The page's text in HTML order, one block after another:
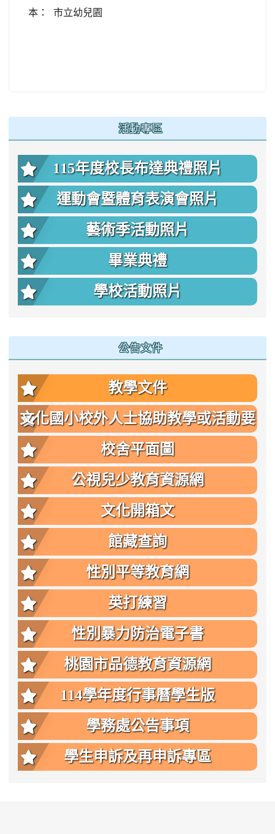
本：
市立幼兒園
活動專區
115年度校長布達典禮照片
運動會暨體育表演會照片
藝術季活動照片
畢業典禮
學校活動照片
公告文件
教學文件
文化國小校外人士協助教學或活動要
點
校舍平面圖
公視兒少教育資源網
文化開箱文
館藏查詢
性別平等教育網
英打練習
性別暴力防治電子書
桃園市品德教育資源網
114學年度行事曆學生版
學務處公告事項
學生申訴及再申訴專區